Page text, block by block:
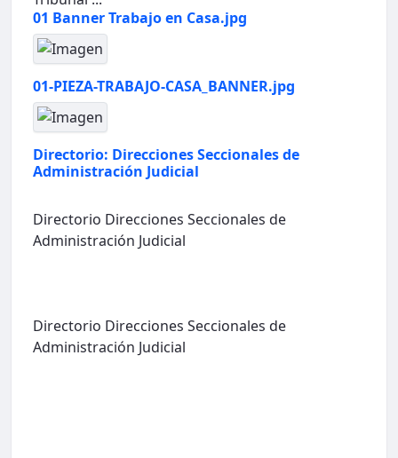
01 Banner Trabajo en Casa.jpg
01-PIEZA-TRABAJO-CASA_BANNER.jpg
Directorio: Direcciones Seccionales de
Administración Judicial
Directorio Direcciones Seccionales de
Administración Judicial
Directorio Direcciones Seccionales de
Administración Judicial